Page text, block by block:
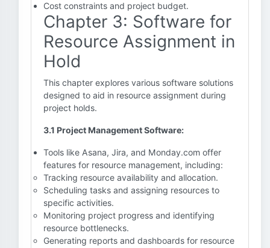
Cost constraints and project budget.
Chapter 3: Software for
Resource Assignment in
Hold
This chapter explores various software solutions
designed to aid in resource assignment during
project holds.
3.1 Project Management Software:
Tools like Asana, Jira, and Monday.com offer
features for resource management, including:
Tracking resource availability and allocation.
Scheduling tasks and assigning resources to
specific activities.
Monitoring project progress and identifying
resource bottlenecks.
Generating reports and dashboards for resource